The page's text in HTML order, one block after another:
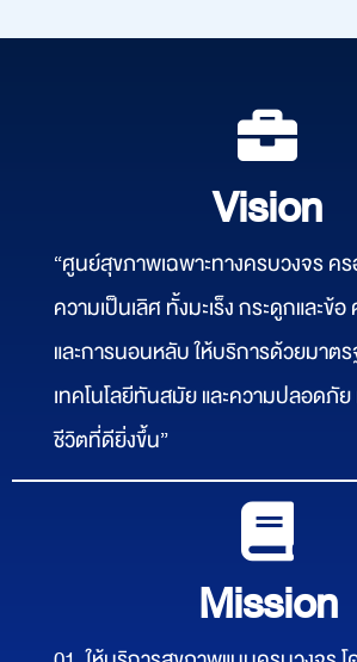
Vision
“ศูนย์สุขภาพเฉพาะทางครบวงจร ค
ความเป็นเลิศ ทั้งมะเร็ง กระดูกและข้
และการนอนหลับ ให้บริการด้วยมาตร
เทคโนโลยีทันสมัย และความปลอดภั
ชีวิตที่ดียิ่งขึ้น”
Mission